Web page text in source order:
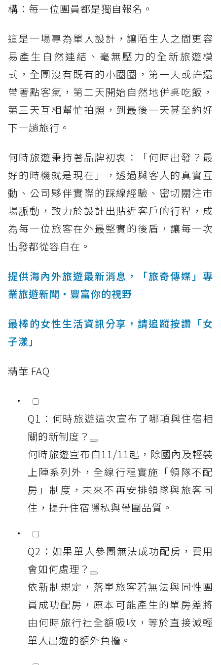
構：每一位團員都是獨自報名。
這是一場專為單人設計，讓陌生人之間更容
易產生自然連結、毫無壓力的全新旅遊模
式，全團沒有既有的小圈圈，第一天或許還
帶著點客氣，第二天開始自然地併桌吃飯，
第三天互相幫忙拍照，到最後一天甚至約好
下一趟旅行。
何時旅遊秉持著品牌初衷：「何時出發？最
好的時機就是現在」，透過與客人的真實互
動、公司夥伴實際的踩線經驗、密切關注市
場脈動，致力於設計出貼近客戶的行程，成
為每一位旅客在外最堅實的後盾，讓每一次
出發都從容自在。
提供海內外旅遊最新消息，「旅奇傳媒」專
業旅遊新聞‧豐富你的視野
最棒的女性生活資訊分享，請追蹤按讚「女
子漾」
精華 FAQ
Q1：何時旅遊這次宣布了哪項與住宿相
關的新制度？
何時旅遊宣布自11/11起，除國內及輕裝
上陣系列外，全線行程實施「領隊不配
房」制度，未來不再安排領隊與旅客同
住，提升住宿隱私與帶團品質。
Q2：如果單人參團無法成功配房，費用
會如何處理？
依新制規定，落單旅客若無法與同性團
員成功配房，原本可能產生的單房差將
由何時旅行社全額吸收，等於直接減輕
單人出遊的額外負擔。